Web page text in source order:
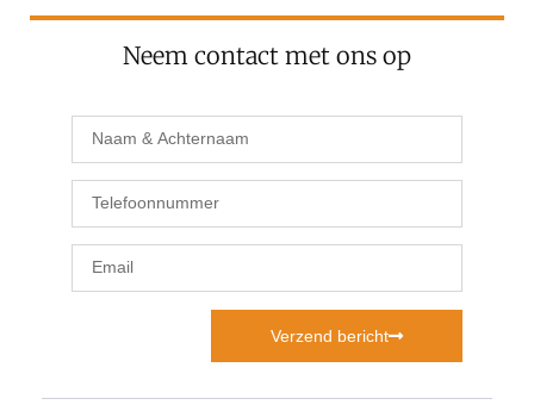
Neem contact met ons op
Verzend bericht